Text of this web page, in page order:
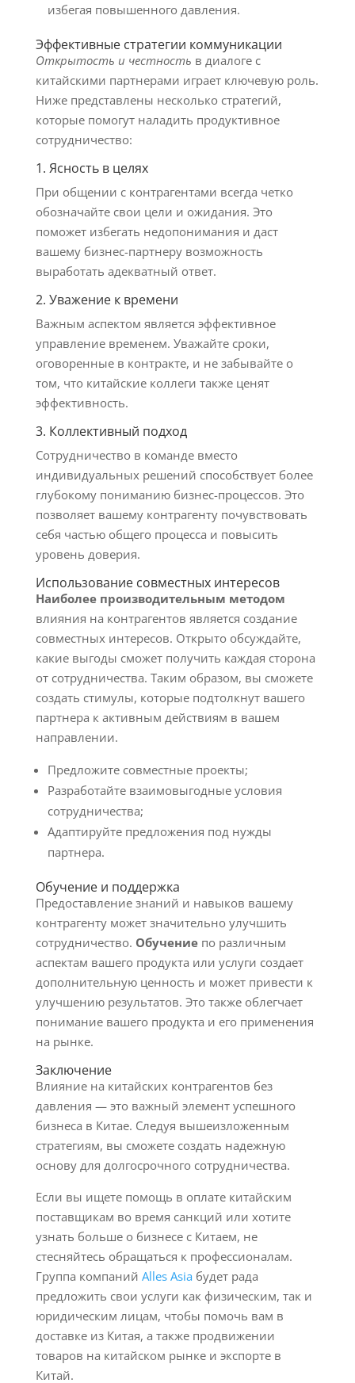
избегая повышенного давления.
Эффективные стратегии коммуникации
Открытость и честность в диалоге с
китайскими партнерами играет ключевую роль.
Ниже представлены несколько стратегий,
которые помогут наладить продуктивное
сотрудничество:
1. Ясность в целях
При общении с контрагентами всегда четко
обозначайте свои цели и ожидания. Это
поможет избегать недопонимания и даст
вашему бизнес-партнеру возможность
выработать адекватный ответ.
2. Уважение к времени
Важным аспектом является эффективное
управление временем. Уважайте сроки,
оговоренные в контракте, и не забывайте о
том, что китайские коллеги также ценят
эффективность.
3. Коллективный подход
Сотрудничество в команде вместо
индивидуальных решений способствует более
глубокому пониманию бизнес-процессов. Это
позволяет вашему контрагенту почувствовать
себя частью общего процесса и повысить
уровень доверия.
Использование совместных интересов
Наиболее производительным методом
влияния на контрагентов является создание
совместных интересов. Открыто обсуждайте,
какие выгоды сможет получить каждая сторона
от сотрудничества. Таким образом, вы сможете
создать стимулы, которые подтолкнут вашего
партнера к активным действиям в вашем
направлении.
Предложите совместные проекты;
Разработайте взаимовыгодные условия
сотрудничества;
Адаптируйте предложения под нужды
партнера.
Обучение и поддержка
Предоставление знаний и навыков вашему
контрагенту может значительно улучшить
сотрудничество. Обучениепо различным
аспектам вашего продукта или услуги создает
дополнительную ценность и может привести к
улучшению результатов. Это также облегчает
понимание вашего продукта и его применения
на рынке.
Заключение
Влияние на китайских контрагентов без
давления — это важный элемент успешного
бизнеса в Китае. Следуя вышеизложенным
стратегиям, вы сможете создать надежную
основу для долгосрочного сотрудничества.
Если вы ищете помощь в оплате китайским
поставщикам во время санкций или хотите
узнать больше о бизнесе с Китаем, не
стесняйтесь обращаться к профессионалам.
Группа компаний Alles Asia будет рада
предложить свои услуги как физическим, так и
юридическим лицам, чтобы помочь вам в
доставке из Китая, а также продвижении
товаров на китайском рынке и экспорте в
Китай.